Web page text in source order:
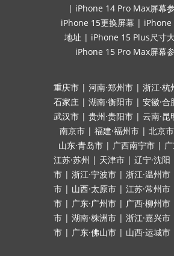
| iPhone 14 Pro Max屏幕
iPhone 15更换屏幕 | iPhone
地址 | iPhone 15 Plus尺寸
iPhone 15 Pro Max屏幕
重庆市 | 河南·郑州市 | 浙江·杭
石家庄 | 湖南·衡阳市 | 安徽·合
武汉市 | 贵州·贵阳市 | 云南·昆
南京市 | 福建·福州市 | 北京市
山东·青岛市 | 广西南宁市 |
江苏·苏州 | 天津市 | 辽宁·沈阳
市 | 浙江·宁波市 | 浙江·温州市
市 | 山西·太原市 | 江苏·常州市
市 | 广东·广州市 | 广西·柳州市
市 | 湖南·株洲市 | 浙江·嘉兴市
市 | 广东·佛山市 | 山西·运城市